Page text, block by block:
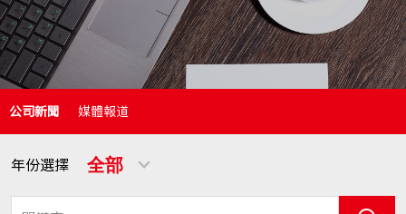
公司新聞 媒體報道
年份選擇